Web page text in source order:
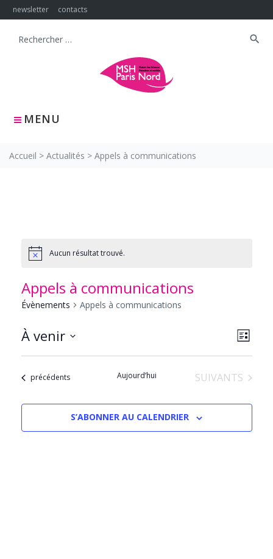
Skip
to
newsletter contacts
MENU
Search
search
Accueil > Actualités > Appels à communications
Aucun résultat trouvé.
Appels à communications
Évènements Appels à communications
PAR
de
vues
LISTE
À venir
date.Évènements
précédents Aujourd’hui ÉVÈNEMENTS
SUIVANTS
S’ABONNER AU CALENDRIER